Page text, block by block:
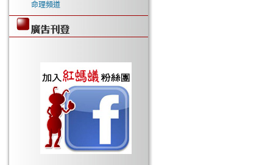
命理頻道